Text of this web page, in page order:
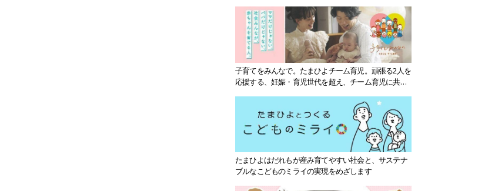
子育てをみんなで。たまひよチーム育児。頑張る2人を
応援する、妊娠・育児世代を超え、チーム育児に共感
たまひよはだれもが産み育てやすい社会と、サステナ
ブルなこどものミライの実現をめざします